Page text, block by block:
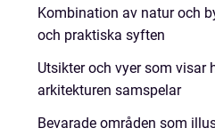
Kombination av natur och
och praktiska syften
Utsikter och vyer som visar
arkitekturen samspelar
Bevarade områden som